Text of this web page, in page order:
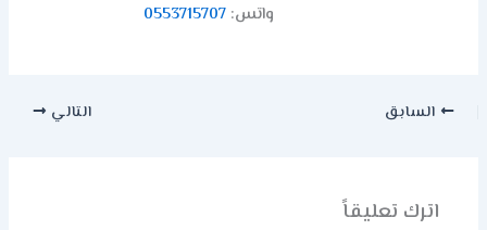
واتس: 0553715707
السابق التالي
اترك تعليقاً